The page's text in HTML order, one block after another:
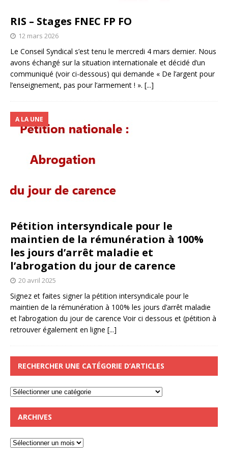
RIS – Stages FNEC FP FO
12 mars 2026
Le Conseil Syndical s’est tenu le mercredi 4 mars dernier. Nous
avons échangé sur la situation internationale et décidé d’un
communiqué (voir ci-dessous) qui demande « De l’argent pour
l’enseignement, pas pour l’armement ! ». [...]
Pétition intersyndicale pour le
maintien de la rémunération à 100%
les jours d’arrêt maladie et
l’abrogation du jour de carence
A LA UNE
20 avril 2025
Signez et faites signer la pétition intersyndicale pour le
maintien de la rémunération à 100% les jours d’arrêt maladie
et l’abrogation du jour de carence Voir ci dessous et (pétition à
retrouver également en ligne [...]
RECHERCHER UNE CATÉGORIE D’ARTICLES
ARCHIVES